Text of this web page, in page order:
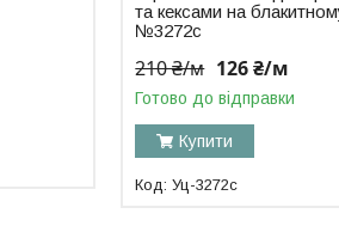
та кексами на
№3272с
210 ₴/м 126 ₴/м
Готово до відправки
Купити
Уц-3272с